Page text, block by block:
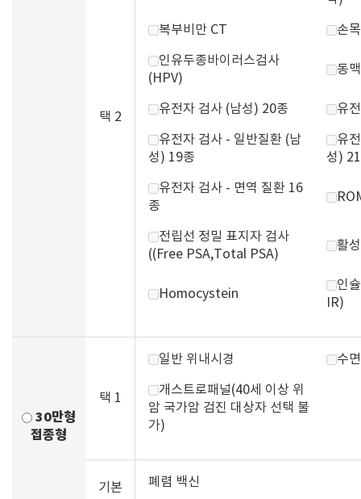
택 2
복부비만 CT 손
인유두종바이러스검사
(HPV)
동
유전자 검사 (남성) 20종 유
유전자 검사 - 일반질환 (남
성) 19종
유
성)
유전자 검사 - 면역 질환 16
종
전립선 정밀 표지자 검사
((Free PSA,Total PSA)
활
Homocystein
인
IR)
30만형
접종형
택 1
일반 위내시경 수
개스트로패널(40세 이상 위
암 국가암 검진 대상자 선택 불
가)
기본 폐렴 백신